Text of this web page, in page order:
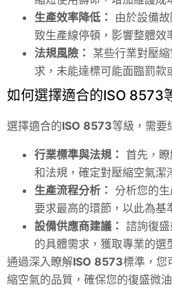
生產效率降低： 由於設備
致生產線停頓，影響整體效
法規風險： 某些行業對壓
求，未能達標可能面臨罰款
如何選擇適合的ISO 8573
選擇適合的ISO 8573等級，需要
行業標準與法規： 首先，
和法規，確定對壓縮空氣潔
生產流程分析： 分析您的
要求最高的環節，以此為基
設備供應商建議： 諮詢復
的具體需求，獲取專業的選
通過深入瞭解ISO 8573標準，您
縮空氣的品質，確保您的復盛微